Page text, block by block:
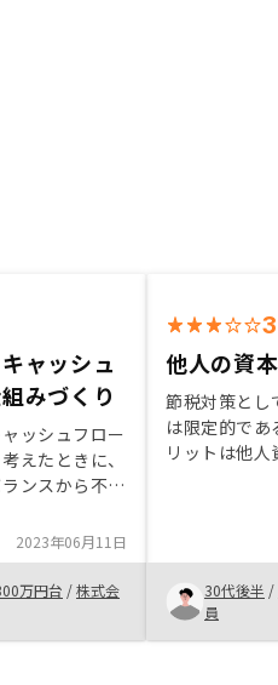
ャッシュ
みづくり
ッシュフロー
えたときに、
ンスから不動
を抑えながら投
件のクオリテ
を決断 ・不動
る理解のある
格や賃料の相
2023年06月11日
万円台 /株式会
他人の資
節税対策とし
は限定的であ
リットは他
資金があれ
金について
えてほしかっ
30代後半 /
員